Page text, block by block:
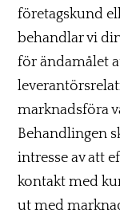
företagskund
behandlar vi
för ändamålet
marknadsföra
Behandlingen
intresse av att
kontakt med
ut med